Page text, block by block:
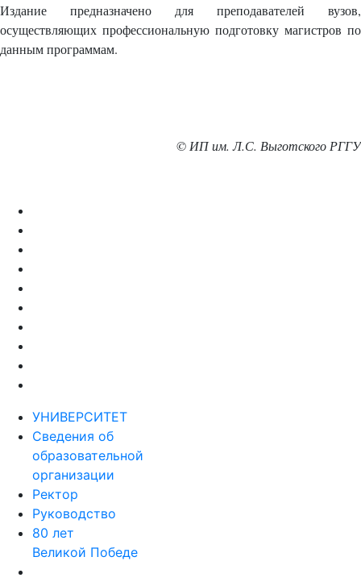
Издание предназначено для преподавателей вузов,
осуществляющих профессиональную подготовку магистров по
данным программам.
© ИП им. Л.С. Выготского РГГУ
УНИВЕРСИТЕТ
Сведения об
образовательной
организации
Ректор
Руководство
80 лет
Великой Победе